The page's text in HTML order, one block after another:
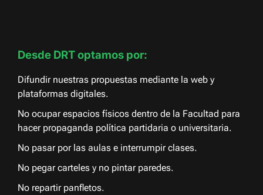
Desde DRT optamos por:
Difundir nuestras propuestas mediante la web y
plataformas digitales.
No ocupar espacios físicos dentro de la Facultad para
hacer propaganda política partidaria o universitaria.
No pasar por las aulas e interrumpir clases.
No pegar carteles y no pintar paredes.
No repartir panfletos.